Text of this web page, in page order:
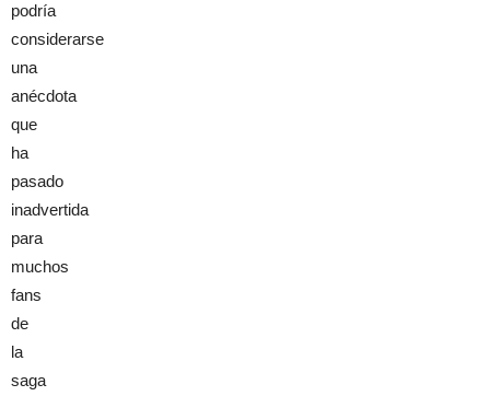
podría
considerarse
una
anécdota
que
ha
pasado
inadvertida
para
muchos
fans
de
la
saga